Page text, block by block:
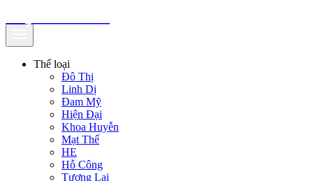
Thể loại
Đô Thị
Linh Dị
Đam Mỹ
Hiện Đại
Khoa Huyễn
Mạt Thế
HE
Hỗ Công
Tương Lai